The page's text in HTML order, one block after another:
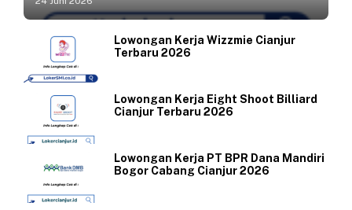
Lowongan Kerja Wizzmie Cianjur
Terbaru 2026
Lowongan Kerja Eight Shoot Billiard
Cianjur Terbaru 2026
Lowongan Kerja PT BPR Dana Mandiri
Bogor Cabang Cianjur 2026